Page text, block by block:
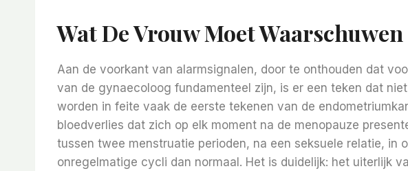
Wat De Vrouw Moet Waarschuwen
Aan de voorkant van alarmsignalen, door te onthouden dat
van de gynaecoloog fundamenteel zijn, is er een teken dat
worden in feite vaak de eerste tekenen van de
bloedverlies dat zich op elk moment na de menopauze
tussen twee menstruatie perioden, na een seksuele relatie, in
onregelmatige cycli dan normaal. Het is duidelijk: het uiterlijk